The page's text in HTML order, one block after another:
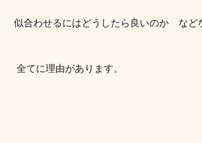
似合わせるにはどうしたら良いのか　など
全てに理由があります。